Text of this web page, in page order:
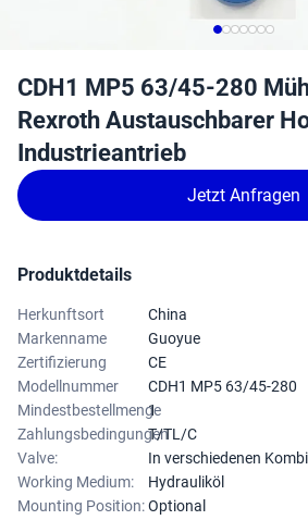
CDH1 MP5 63/45-280
Rexroth Austauschbarer
Industrieantrieb
Jetzt Anfragen
Produktdetails
Herkunftsort
China
Markenname
Guoyue
Zertifizierung
CE
Modellnummer
CDH1 MP5 63/45-280
Mindestbestellmenge
1
ZahlungsbedingungenT/TL/C
Valve:
In verschiedenen
Working Medium:
Hydrauliköl
Mounting Position:Optional